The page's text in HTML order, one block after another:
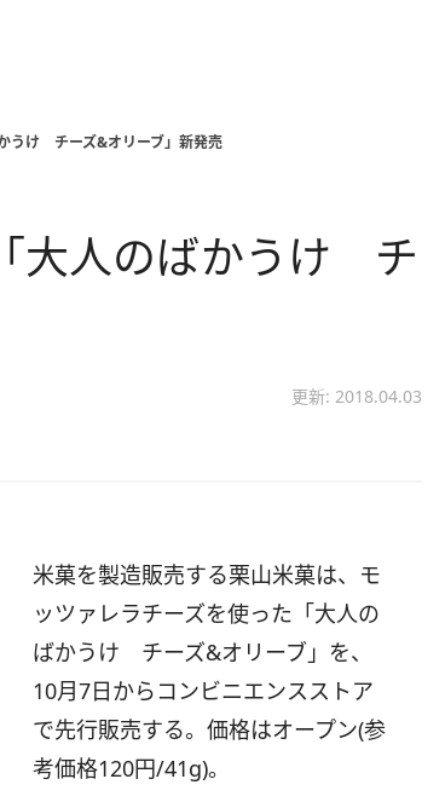
うけ チーズ&オリーブ」新発売
大人のばかうけ チ
更新: 2018.04.03
米菓を製造販売する栗山米菓は、モ
ッツァレラチーズを使った「大人の
ばかうけ チーズ&オリーブ」を、
10月7日からコンビニエンスストア
で先行販売する。価格はオープン(参
考価格120円/41g)。